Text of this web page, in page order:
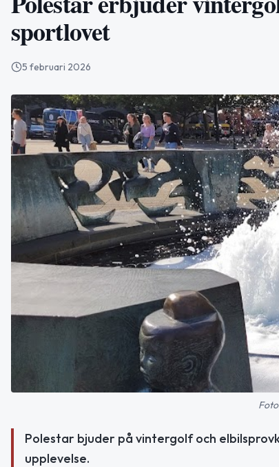
sportlovet
5 februari 2026
Polestar bjuder på vintergolf och
upplevelse.